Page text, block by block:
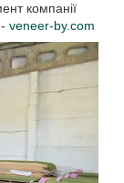
компанії
veneer-by.com